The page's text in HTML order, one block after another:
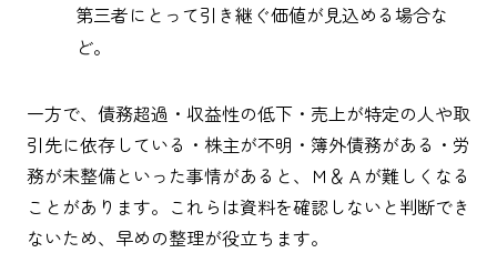
第三者にとって引き継ぐ価値が見込める場合な
ど。
一方で、債務超過・収益性の低下・売上が特定の人や取
引先に依存している・株主が不明・簿外債務がある・労
務が未整備といった事情があると、Ｍ＆Ａが難しくなる
ことがあります。これらは資料を確認しないと判断でき
ないため、早めの整理が役立ちます。